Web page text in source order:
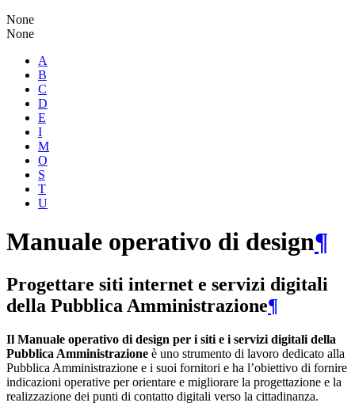
None
None
A
B
C
D
E
I
M
O
S
T
U
Manuale operativo di design¶
Progettare siti internet e servizi digitali
della Pubblica Amministrazione¶
Il Manuale operativo di design per i siti e i servizi digitali della
Pubblica Amministrazione è uno strumento di lavoro dedicato alla
Pubblica Amministrazione e i suoi fornitori e ha l’obiettivo di fornire
indicazioni operative per orientare e migliorare la progettazione e la
realizzazione dei punti di contatto digitali verso la cittadinanza.